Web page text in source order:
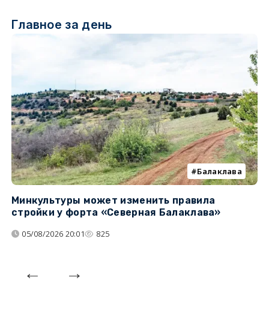
Главное за день
Балаклава
Минкультуры может изменить правила
стройки у форта «Северная Балаклава»
05/08/2026 20:01 825